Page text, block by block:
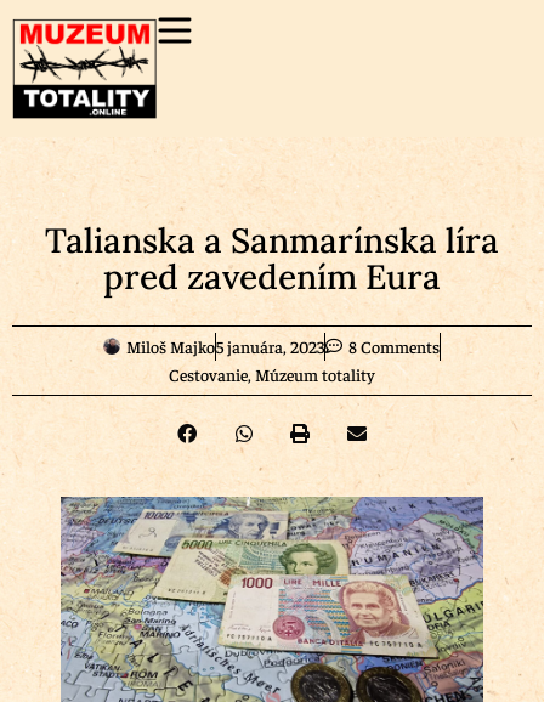
Talianska a Sanmarínska líra
pred zavedením Eura
Miloš Majko5 januára, 2023
8 Comments
Cestovanie, Múzeum totality